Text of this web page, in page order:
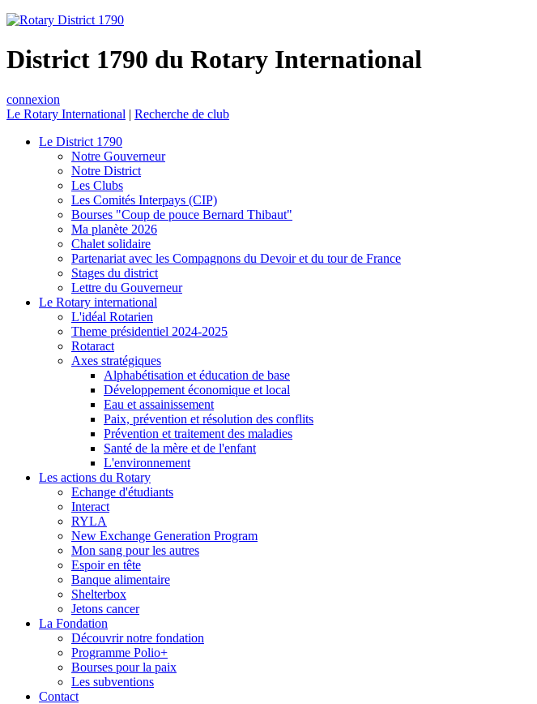
District 1790 du Rotary International
connexion
Le Rotary International | Recherche de club
Le District 1790
Notre Gouverneur
Notre District
Les Clubs
Les Comités Interpays (CIP)
Bourses "Coup de pouce Bernard Thibaut"
Ma planète 2026
Chalet solidaire
Partenariat avec les Compagnons du Devoir et du tour de France
Stages du district
Lettre du Gouverneur
Le Rotary international
L'idéal Rotarien
Theme présidentiel 2024-2025
Rotaract
Axes stratégiques
Alphabétisation et éducation de base
Développement économique et local
Eau et assainissement
Paix, prévention et résolution des conflits
Prévention et traitement des maladies
Santé de la mère et de l'enfant
L'environnement
Les actions du Rotary
Echange d'étudiants
Interact
RYLA
New Exchange Generation Program
Mon sang pour les autres
Espoir en tête
Banque alimentaire
Shelterbox
Jetons cancer
La Fondation
Découvrir notre fondation
Programme Polio+
Bourses pour la paix
Les subventions
Contact